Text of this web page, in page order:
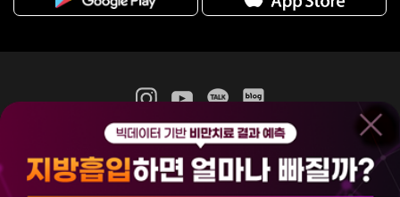
365mc 병·의원 이용약관
홈페이지 이용약관
비급여진료수가
(주)365mcㅣ서울특별시 서초구 서초대로52길 7, 3~4층(서초동, 제일빌딩)